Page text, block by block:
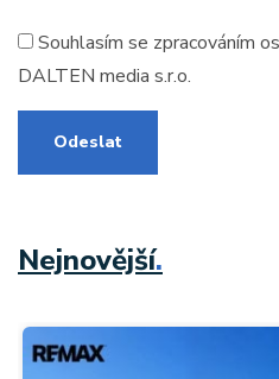
Souhlasím se zpracováním
DALTEN media s.r.o.
Odeslat
Nejnovější.